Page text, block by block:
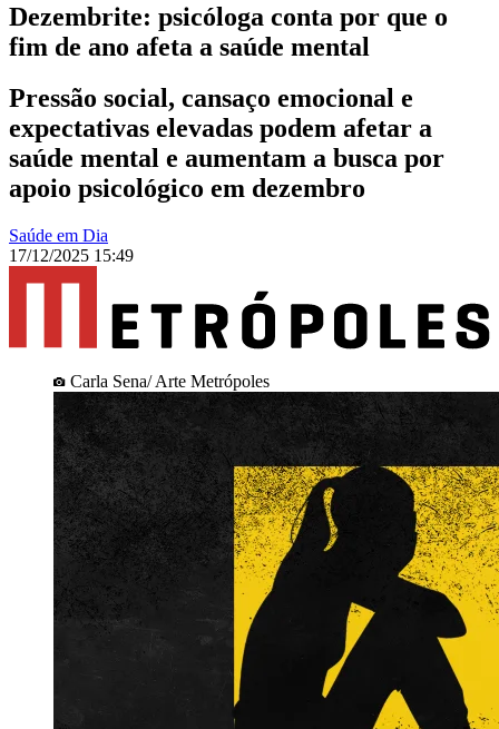
Dezembrite: psicóloga conta por que o
fim de ano afeta a saúde mental
Pressão social, cansaço emocional e
expectativas elevadas podem afetar a
saúde mental e aumentam a busca por
apoio psicológico em dezembro
Saúde em Dia
17/12/2025 15:49
Carla Sena/ Arte Metrópoles